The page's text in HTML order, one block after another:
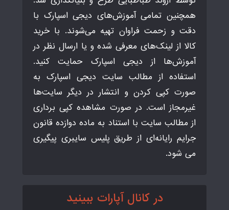
همچنین تمامی آموزش‌های دیجی اسپارک با
دقت و زحمت فراوان تهیه می‌شوند. با خرید
کالا از لینک‌های معرفی شده و یا ارسال نظر در
آموزش‌ها از دیجی اسپارک حمایت کنید.
استفاده از مطالب سایت دیجی اسپارک به
صورت کپی کردن و انتشار در دیگر سایت‌ها
غیرمجاز است. در صورت مشاهده کپی برداری
از مطالب سایت با استناد به ماده دوازده قانون
جرایم رایانه‌ای از طریق پلیس سایبری پیگیری
می شود.
در کانال آپارات ببینید